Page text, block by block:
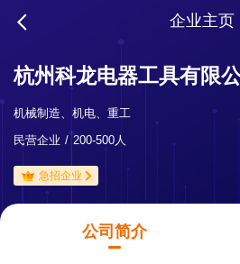
企业主页
杭州科龙电器工具有限
机械制造、机电、重工
民营企业
200-500人
急招企业
公司简介